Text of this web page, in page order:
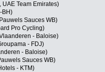
Team Emirates)
BH)
Sauces WB)
Pro Cycling)
- Baloise)
- FDJ)
- Baloise)
Sauces WB)
- KTM)